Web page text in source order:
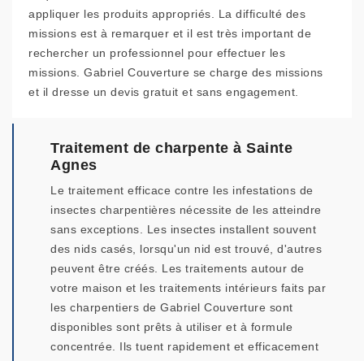
appliquer les produits appropriés. La difficulté des
missions est à remarquer et il est très important de
rechercher un professionnel pour effectuer les
missions. Gabriel Couverture se charge des missions
et il dresse un devis gratuit et sans engagement.
Traitement de charpente à Sainte
Agnes
Le traitement efficace contre les infestations de
insectes charpentières nécessite de les atteindre
sans exceptions. Les insectes installent souvent
des nids casés, lorsqu'un nid est trouvé, d'autres
peuvent être créés. Les traitements autour de
votre maison et les traitements intérieurs faits par
les charpentiers de Gabriel Couverture sont
disponibles sont prêts à utiliser et à formule
concentrée. Ils tuent rapidement et efficacement